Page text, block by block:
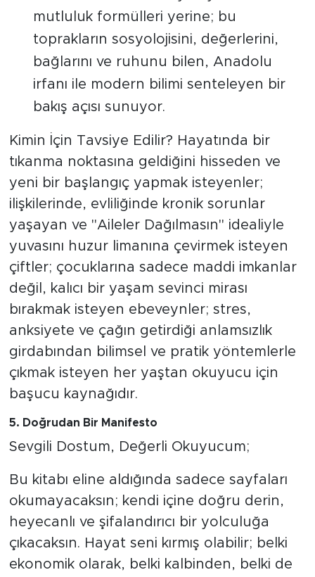
mutluluk formülleri yerine; bu
toprakların sosyolojisini, değerlerini,
bağlarını ve ruhunu bilen, Anadolu
irfanı ile modern bilimi senteleyen bir
bakış açısı sunuyor.
Kimin İçin Tavsiye Edilir? Hayatında bir
tıkanma noktasına geldiğini hisseden ve
yeni bir başlangıç yapmak isteyenler;
ilişkilerinde, evliliğinde kronik sorunlar
yaşayan ve "Aileler Dağılmasın" idealiyle
yuvasını huzur limanına çevirmek isteyen
çiftler; çocuklarına sadece maddi imkanlar
değil, kalıcı bir yaşam sevinci mirası
bırakmak isteyen ebeveynler; stres,
anksiyete ve çağın getirdiği anlamsızlık
girdabından bilimsel ve pratik yöntemlerle
çıkmak isteyen her yaştan okuyucu için
başucu kaynağıdır.
5. Doğrudan Bir Manifesto
Sevgili Dostum, Değerli Okuyucum;
Bu kitabı eline aldığında sadece sayfaları
okumayacaksın; kendi içine doğru derin,
heyecanlı ve şifalandırıcı bir yolculuğa
çıkacaksın. Hayat seni kırmış olabilir; belki
ekonomik olarak, belki kalbinden, belki de